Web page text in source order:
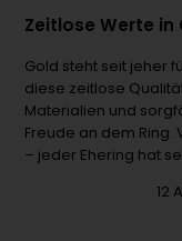
Zeitlose Werte in
Gold steht seit jeher
diese zeitlose
Materialien und
Freude an dem
– jeder Ehering hat
12